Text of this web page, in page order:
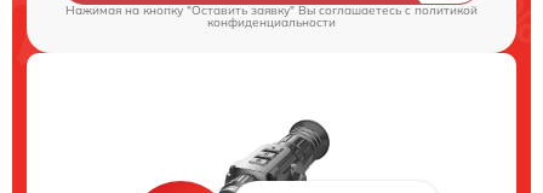
Нажимая на кнопку "Оставить заявку" Вы соглашаетесь cполитикой
конфиденциальности